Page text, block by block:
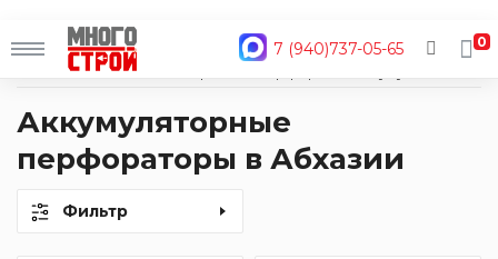
7 (940)737-05-65
0
Главная
Каталог
Аккумуляторные
перфораторы в Абхазии
Фильтр